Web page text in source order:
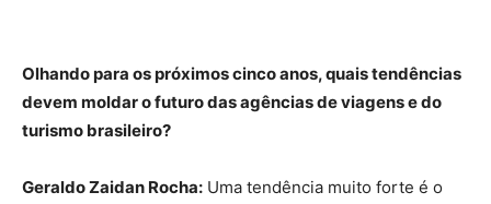
Olhando para os próximos cinco anos, quais tendências
devem moldar o futuro das agências de viagens e do
turismo brasileiro?
Geraldo Zaidan Rocha: Uma tendência muito forte é o